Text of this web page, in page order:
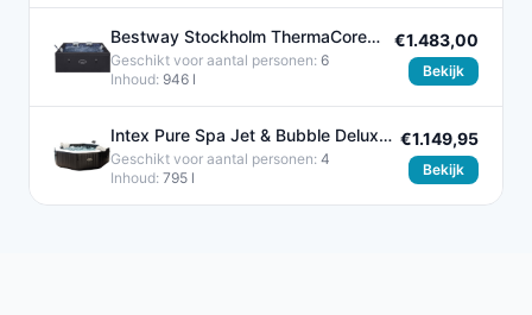
Bestway Stockholm ThermaCore
UltraFit Smart AirJet 6 Hot Tub
Geschikt voor aantal personen: 6
Inhoud: 946 l
€1.483,00
Bekijk
Intex Pure Spa Jet & Bubble Deluxe
4p - Ø 201 cm
Geschikt voor aantal personen: 4
Inhoud: 795 l
€1.149,95
Bekijk